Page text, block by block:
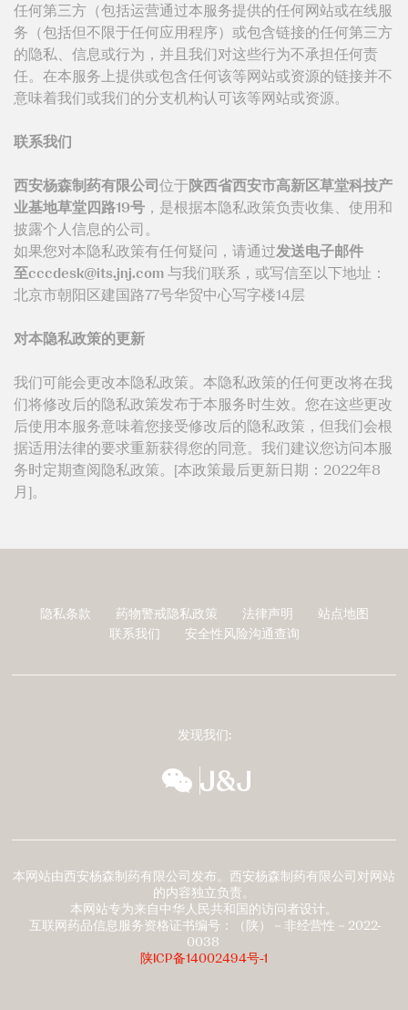
任何第三方（包括运营通过本服务提供的任何网站或在线服
务（包括但不限于任何应用程序）或包含链接的任何第三方
的隐私、信息或行为，并且我们对这些行为不承担任何责
任。在本服务上提供或包含任何该等网站或资源的链接并不
意味着我们或我们的分支机构认可该等网站或资源。
联系我们
西安杨森制药有限公司位于陕西省西安市高新区草堂科技产
业基地草堂四路19号 ，是根据本隐私政策负责收集、使用和
披露个人信息的公司。
如果您对本隐私政策有任何疑问，请通过发送电子邮件
至
与我们联系，或写信至以下地址：
北京市朝阳区建国路77号华贸中心写字楼14层
对本隐私政策的更新
我们可能会更改本隐私政策。本隐私政策的任何更改将在我
们将修改后的隐私政策发布于本服务时生效。您在这些更改
后使用本服务意味着您接受修改后的隐私政策，但我们会根
据适用法律的要求重新获得您的同意。我们建议您访问本服
务时定期查阅隐私政策。[本政策最后更新日期：2022年8
月]。
隐私条款 药物警戒隐私政策 法律声明
站点地图
联系我们
安全性风险沟通查询
发现我们:
wechat
本网站由西安杨森制药有限公司发布。西安杨森制药有限公司对网站
的内容独立负责。
本网站专为来自中华人民共和国的访问者设计。
互联网药品信息服务资格证书编号：（陕）－非经营性－2022-
0038
陕ICP备14002494号-1